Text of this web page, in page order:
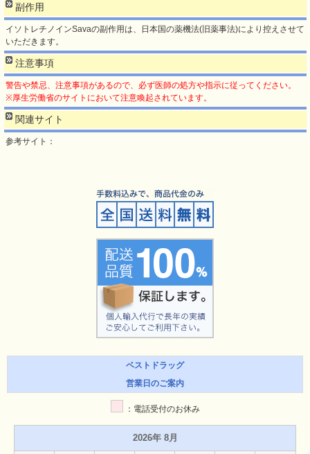
副作用
イソトレチノインSavaの副作用は、日本国の薬機法(旧薬事法)により控えさせて
いただきます。
注意事項
警告や禁忌、注意事項があるので、必ず医師の処方や指示に従ってください。
※厚生労働省のサイトにおいて注意喚起されています。
関連サイト
参考サイト：
ベストドラッグ
営業日のご案内
：電話受付のお休み
2026年 8月